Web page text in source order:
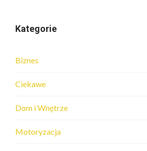
Kategorie
Biznes
Ciekawe
Dom i Wnętrze
Motoryzacja